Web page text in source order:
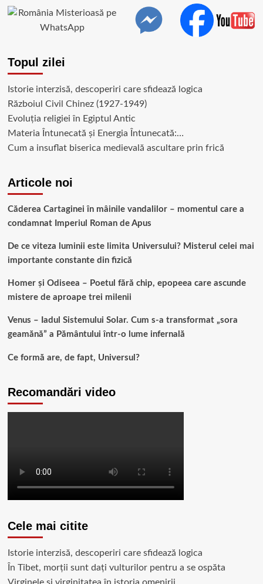
samurai
din
Topul zilei
Istorie interzisă, descoperiri care sfidează logica
Războiul Civil Chinez (1927-1949)
Evoluția religiei în Egiptul Antic
Materia Întunecată și Energia Întunecată:…
Cum a insuflat biserica medievală ascultare prin frică
Articole noi
Căderea Cartaginei în mâinile vandalilor – momentul care a
condamnat Imperiul Roman de Apus
De ce viteza luminii este limita Universului? Misterul celei mai
importante constante din fizică
Homer și Odiseea – Poetul fără chip, epopeea care ascunde
mistere de aproape trei milenii
Venus – Iadul Sistemului Solar. Cum s-a transformat „sora
geamănă” a Pământului într-o lume infernală
Ce formă are, de fapt, Universul?
Recomandări video
Cele mai citite
Istorie interzisă, descoperiri care sfidează logica
În Tibet, morții sunt dați vulturilor pentru a se ospăta